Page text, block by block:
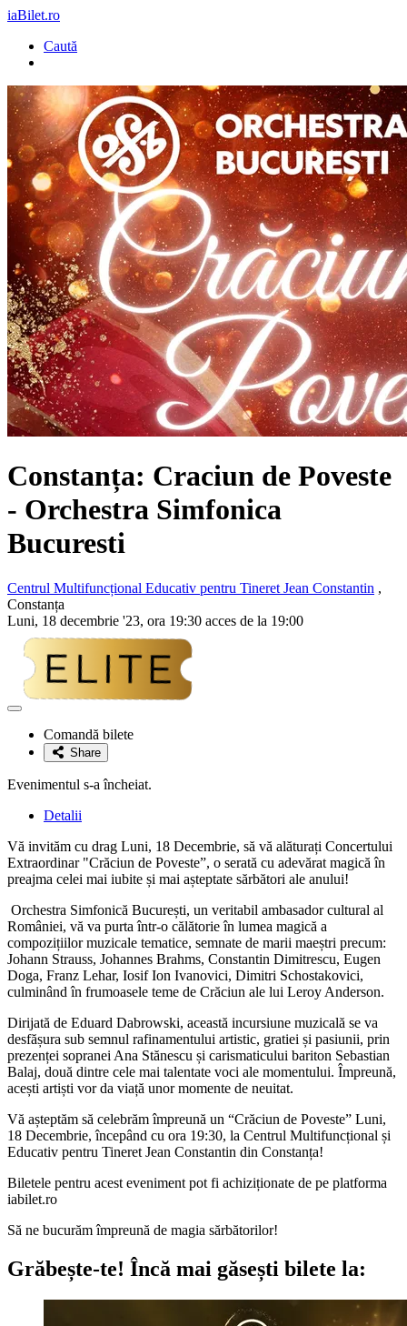
iaBilet.ro
Caută
Constanța: Craciun de Poveste
- Orchestra Simfonica
Bucuresti
Centrul Multifuncțional Educativ pentru Tineret Jean Constantin ,
Constanța
Luni, 18 decembrie '23, ora 19:30 acces de la 19:00
Adaugă
favoriteComandă bilete
Share
Evenimentul s-a încheiat.
Detalii
Vă invităm cu drag Luni, 18 Decembrie, să vă alăturați Concertului
Extraordinar "Crăciun de Poveste”, o serată cu adevărat magică în
preajma celei mai iubite și mai așteptate sărbători ale anului!
Orchestra Simfonică București, un veritabil ambasador cultural al
României, vă va purta într-o călătorie în lumea magică a
compozițiilor muzicale tematice, semnate de marii maeștri precum:
Johann Strauss, Johannes Brahms, Constantin Dimitrescu, Eugen
Doga, Franz Lehar, Iosif Ion Ivanovici, Dimitri Schostakovici,
culminând în frumoasele teme de Crăciun ale lui Leroy Anderson.
Dirijată de Eduard Dabrowski, această incursiune muzicală se va
desfășura sub semnul rafinamentului artistic, gratiei și pasiunii, prin
prezenței sopranei Ana Stănescu și carismaticului bariton Sebastian
Balaj, două dintre cele mai talentate voci ale momentului. Împreună,
acești artiști vor da viață unor momente de neuitat.
Vă așteptăm să celebrăm împreună un “Crăciun de Poveste” Luni,
18 Decembrie, începând cu ora 19:30, la Centrul Multifuncțional și
Educativ pentru Tineret Jean Constantin din Constanța!
Biletele pentru acest eveniment pot fi achiziționate de pe platforma
iabilet.ro
Să ne bucurăm împreună de magia sărbătorilor!
Grăbește-te! Încă mai găsești bilete la: